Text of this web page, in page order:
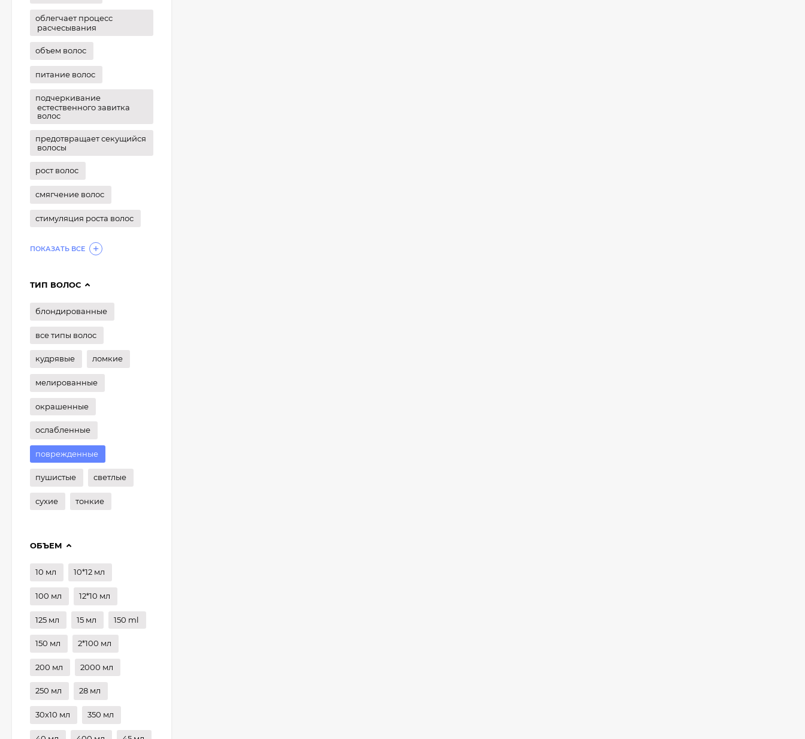
облегчает процесс
расчесывания
объем волос
питание волос
подчеркивание
естественного завитка
волос
предотвращает секущийся
волосы
рост волос
смягчение волос
стимуляция роста волос
ПОКАЗАТЬ ВСЕ
ТИП ВОЛОС
блондированные
все типы волос
кудрявые ломкие
мелированные
окрашенные
ослабленные
поврежденные
пушистые светлые
сухие тонкие
ОБЪЕМ
10 мл 10*12 мл
100 мл 12*10 мл
125 мл 15 мл 150 ml
150 мл 2*100 мл
200 мл 2000 мл
250 мл 28 мл
30x10 мл 350 мл